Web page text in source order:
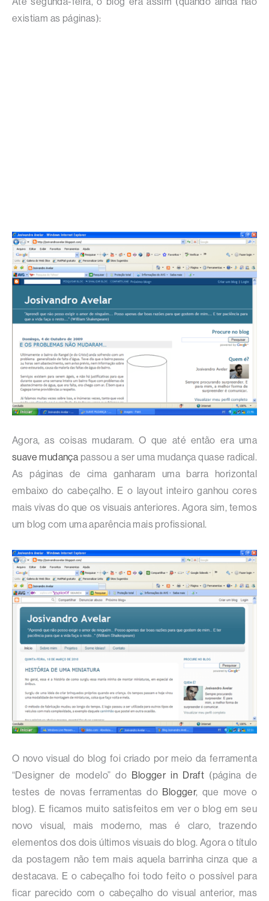
existiam as páginas):
Agora, as coisas mudaram. O que até então era uma
suave mudança passou a ser uma mudança quase radical.
As páginas de cima ganharam uma barra horizontal
embaixo do cabeçalho. E o layout inteiro ganhou cores
mais vivas do que os visuais anteriores. Agora sim, temos
um blog com uma aparência mais profissional.
O novo visual do blog foi criado por meio da ferramenta
“Designer de modelo” do Blogger in Draft (página de
testes de novas ferramentas do Blogger, que move o
blog). E ficamos muito satisfeitos em ver o blog em seu
novo visual, mais moderno, mas é claro, trazendo
elementos dos dois últimos visuais do blog. Agora o título
da postagem não tem mais aquela barrinha cinza que a
destacava. E o cabeçalho foi todo feito o possível para
ficar parecido com o cabeçalho do visual anterior, mas